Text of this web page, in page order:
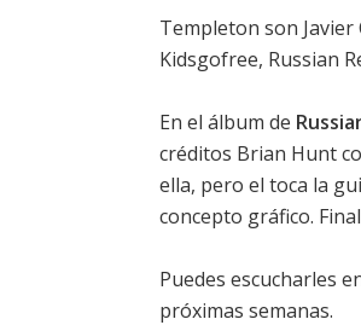
Templeton son Javier
Kidsgofree, Russian
En el álbum de
créditos Brian Hunt
ella, pero el toca la
concepto gráfico.
Puedes escucharles
próximas semanas.